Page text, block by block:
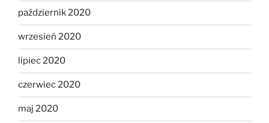
październik 2020
wrzesień 2020
lipiec 2020
czerwiec 2020
maj 2020